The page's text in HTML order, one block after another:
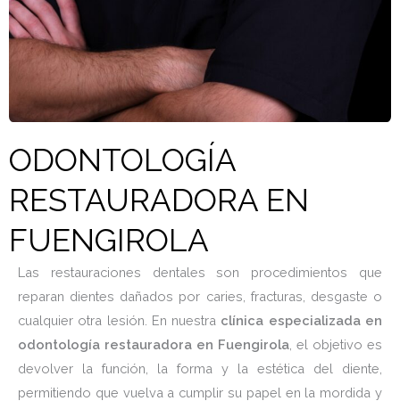
ODONTOLOGÍA
RESTAURADORA EN
FUENGIROLA
Las restauraciones dentales son procedimientos que
reparan dientes dañados por caries, fracturas, desgaste o
cualquier otra lesión. En nuestra clínica especializada en
odontología restauradora en Fuengirola , el objetivo es
devolver la función, la forma y la estética del diente,
permitiendo que vuelva a cumplir su papel en la mordida y